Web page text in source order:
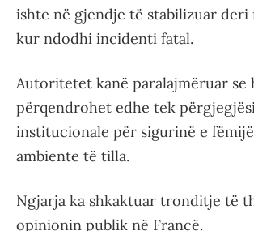
ishte në gjendje të stabilizuar
kur ndodhi incidenti fatal.
Autoritetet kanë paralajmëruar se
përqendrohet edhe tek
institucionale për sigurinë e
ambiente të tilla.
Ngjarja ka shkaktuar tronditje të
opinionin publik në Francë.